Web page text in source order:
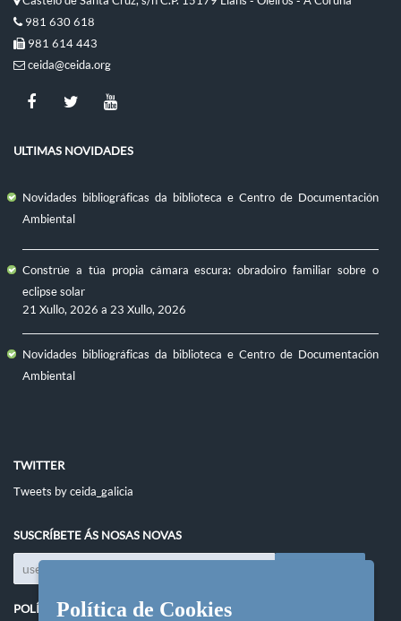
981 630 618
981 614 443
ceida@ceida.org
ULTIMAS NOVIDADES
Novidades bibliográficas da biblioteca e Centro de Documentación
Ambiental
Constrúe a túa propia cámara escura: obradoiro familiar sobre o
eclipse solar
21 Xullo, 2026 a 23 Xullo, 2026
Novidades bibliográficas da biblioteca e Centro de Documentación
Ambiental
TWITTER
Tweets by ceida_galicia
SUSCRÍBETE ÁS NOSAS NOVAS
POLÍTICAS DO SITIO
Política de Cookies